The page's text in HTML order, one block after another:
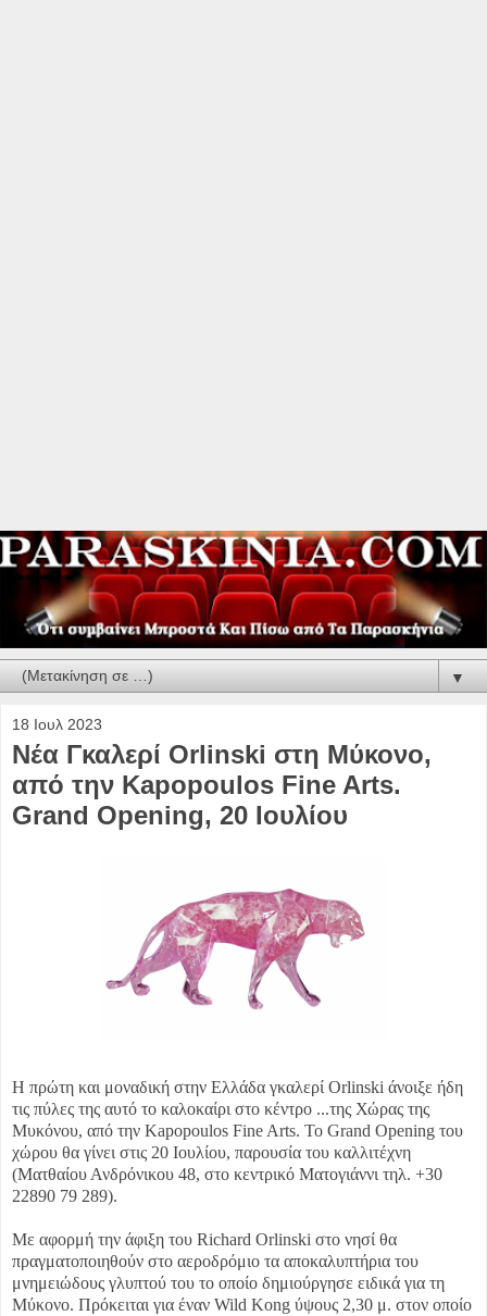
▼
18 Ιουλ 2023
Νέα Γκαλερί Orlinski στη Μύκονο,
από την Kapopoulos Fine Arts.
Grand Opening, 20 Ιουλίου
Η πρώτη και μοναδική στην Ελλάδα γκαλερί Orlinski άνοιξε ήδη
τις πύλες της αυτό το καλοκαίρι στο κέντρο ...της Χώρας της
Μυκόνου, από την Kapopoulos Fine Arts. To Grand Opening του
χώρου θα γίνει στις 20 Ιουλίου, παρουσία του καλλιτέχνη
(Ματθαίου Ανδρόνικου 48, στο κεντρικό Ματογιάννι τηλ. +30
22890 79 289).
Με αφορμή την άφιξη του Richard Orlinski στο νησί θα
πραγματοποιηθούν στο αεροδρόμιο τα αποκαλυπτήρια του
μνημειώδους γλυπτού του το οποίο δημιούργησε ειδικά για τη
Μύκονο. Πρόκειται για έναν Wild Kong ύψους 2,30 μ. στον οποίο